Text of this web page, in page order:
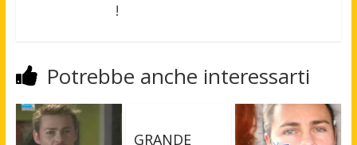
!
Potrebbe anche interessarti
GRANDE